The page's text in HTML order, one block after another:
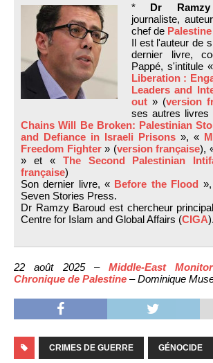
* Dr
journaliste,
chef de
Il est l'auteur de
dernier livre,
Pappé, s'intitule «
Liberation :
Leaders and
out » (version
ses autres livres
Chains Will Be Broken: Palestinian
and Defiance in Israeli Prisons », «
Freedom Fighter» (version française),
» et « The Second Palestinian
française)
Son dernier livre, « Before the Flood
Seven Stories Press.
Dr Ramzy Baroud est chercheur
Centre for Islam and Global Affairs (CIGA
22 août 2025 – Middle-East Monitor
Chronique de Palestine – Dominique
CRIMES DE GUERRE GÉNOCIDE